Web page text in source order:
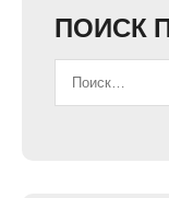
ПОИСК